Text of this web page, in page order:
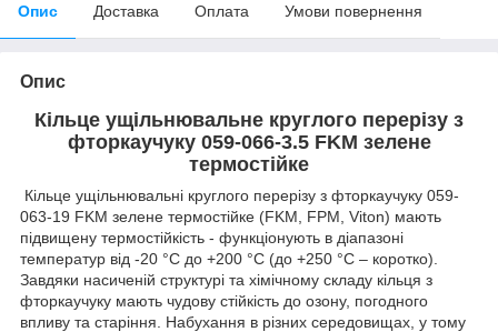
Опис Доставка Оплата Умови повернення
Опис
Кільце ущільнювальне круглого перерізу з
фторкаучуку 059-066-3.5 FKM зелене
термостійке
Кільце ущільнювальні круглого перерізу з фторкаучуку 059-
063-19 FKM зелене термостійке (FKM, FPM, Viton) мають
підвищену термостійкість - функціонують в діапазоні
температур від -20 °C до +200 °C (до +250 °C – коротко).
Завдяки насиченій структурі та хімічному складу кільця з
фторкаучуку мають чудову стійкість до озону, погодного
впливу та старіння. Набухання в різних середовищах, у тому